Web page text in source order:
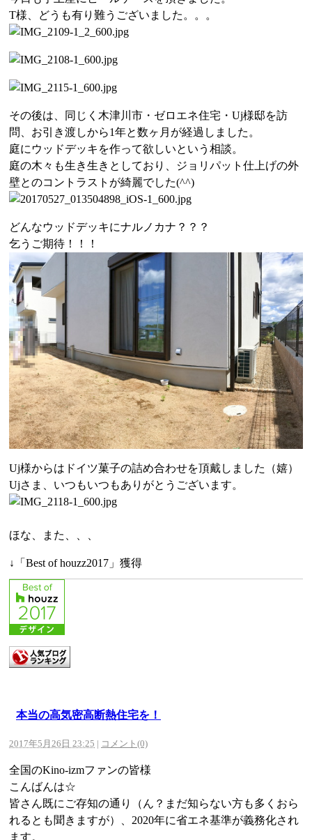
T様、どうも有り難うございました。。。
その後は、同じく木津川市・ゼロエネ住宅・Uj様邸を訪
問、お引き渡しから1年と数ヶ月が経過しました。
庭にウッドデッキを作って欲しいという相談。
庭の木々も生き生きとしており、ジョリパット仕上げの外
壁とのコントラストが綺麗でした(^^)
どんなウッドデッキにナルノカナ？？？
乞うご期待！！！
Uj様からはドイツ菓子の詰め合わせを頂戴しました（嬉）
Ujさま、いつもいつもありがとうございます。
ほな、また、、、
↓「Best of houzz2017」獲得
本当の高気密高断熱住宅を！
2017年5月26日 23:25 | コメント(0)
全国のKino-izmファンの皆様
こんばんは☆
皆さん既にご存知の通り（ん？まだ知らない方も多くおら
れるとも聞きますが）、2020年に省エネ基準が義務化され
ます。